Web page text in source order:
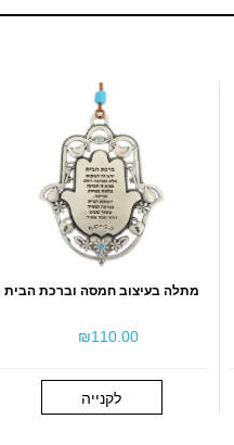
מתלה בעיצוב חמסה וברכת הבית
₪‎110.00
לקנייה